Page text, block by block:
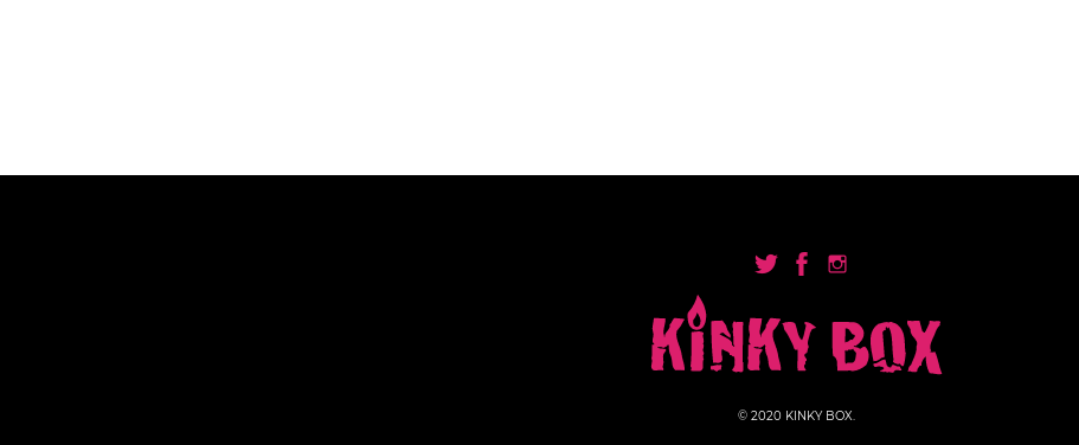
© 2020 KINKY BOX.